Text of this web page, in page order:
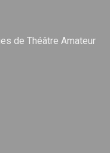
de Théâtre Amateur